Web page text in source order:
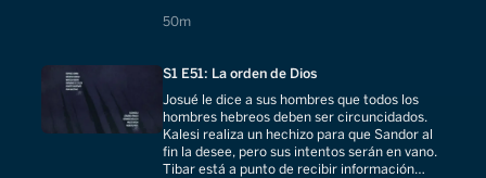
50m
50 minutes
S1 E51: La orden de Dios
Josué le dice a sus hombres que todos los
hombres hebreos deben ser circuncidados.
Kalesi realiza un hechizo para que Sandor al
fin la desee, pero sus intentos serán en vano.
Tibar está a punto de recibir información